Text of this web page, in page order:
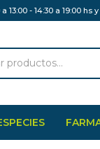
13:00 - 14:30 a 19:00 hs